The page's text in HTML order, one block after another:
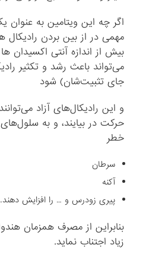
اگر چه این ویتامین به
مهمی در از بین بردن رادیکال
بیش از اندازه آنتی اکسیدان
می‌تواند باعث رشد و تکثیر
جای تثبیت‌شان) شود
و این رادیکال‌های آزاد
حرکت در بیایند، و به
خطر
سرطان
آکنه
پیری زودرس و … را افزایش دهند.
بنابراین از مصرف همزمان
زیاد اجتناب نماید.